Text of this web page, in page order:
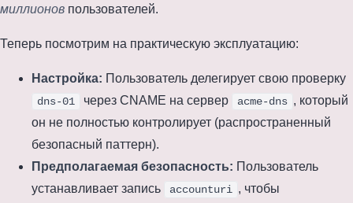
миллионов пользователей.
Теперь посмотрим на практическую эксплуатацию:
Настройка: Пользователь делегирует свою проверку
dns-01 через CNAME на сервер acme-dns , который
он не полностью контролирует (распространенный
безопасный паттерн).
Предполагаемая безопасность: Пользователь
устанавливает запись
accounturi , чтобы